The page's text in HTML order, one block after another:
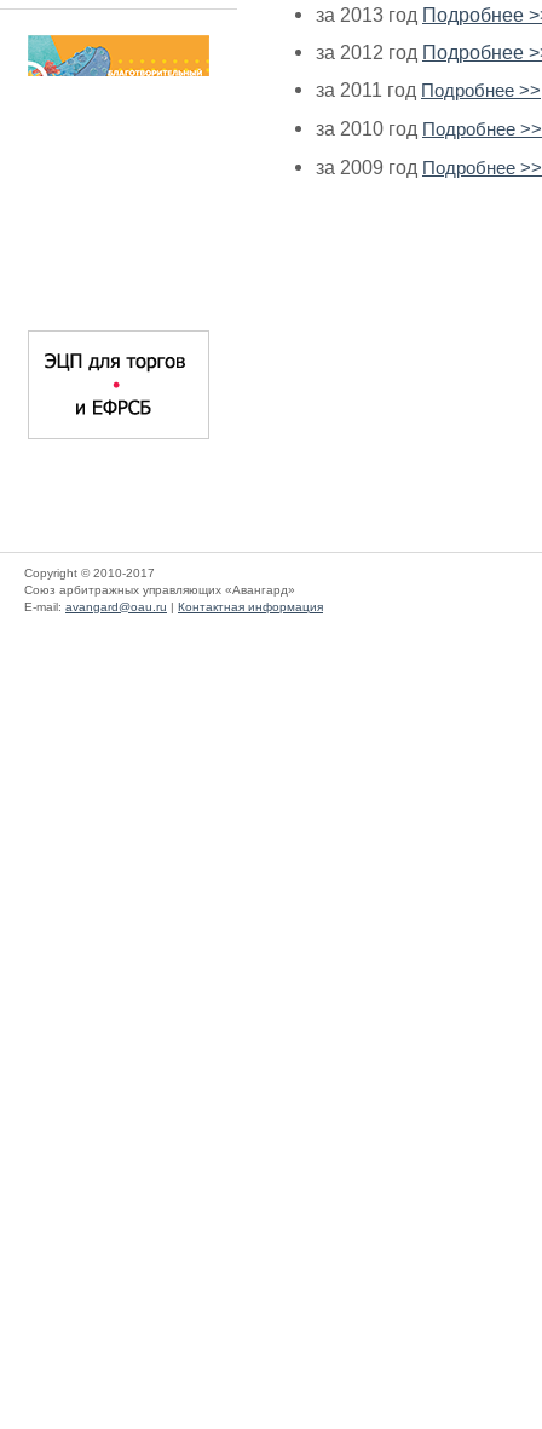
за 2013 год Подробнее
за 2012 год Подробнее
за 2011 год Подробнее >>
за 2010 год Подробнее >>
за 2009 год Подробнее >>
Copyright © 2010-2017
Союз арбитражных управляющих «Авангард»
E-mail: avangard@oau.ru | Контактная информация